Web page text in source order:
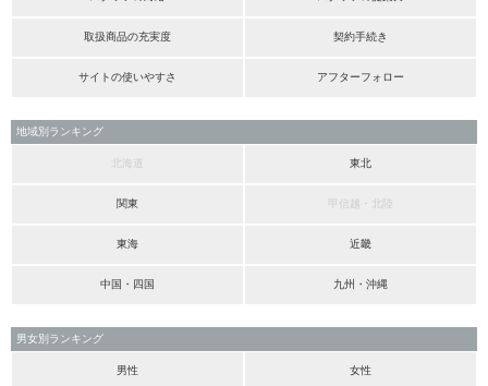
取扱商品の充実度 契約手続き
サイトの使いやすさ アフターフォロー
地域別ランキング
北海道 東北
関東 甲信越・北陸
東海 近畿
中国・四国 九州・沖縄
男女別ランキング
男性 女性